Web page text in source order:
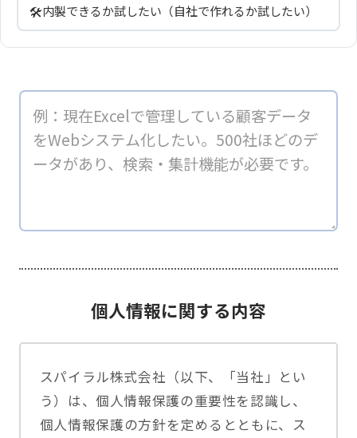
🛠️内製できるか試したい（自社で作れるか試したい）
個人情報に関する内容
スパイラル株式会社（以下、「当社」とい
う）は、個人情報保護の重要性を認識し、
個人情報保護の方針を定めるとともに、ス